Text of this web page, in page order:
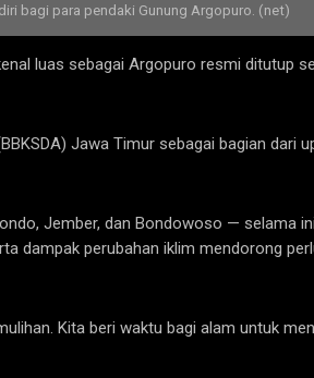
bagi para pendaki Gunung Argopuro. (net)
luas sebagai Argopuro resmi ditutup
Jawa Timur sebagai bagian dari
Jember, dan Bondowoso — selama
dampak perubahan iklim mendorong
Kita beri waktu bagi alam untuk